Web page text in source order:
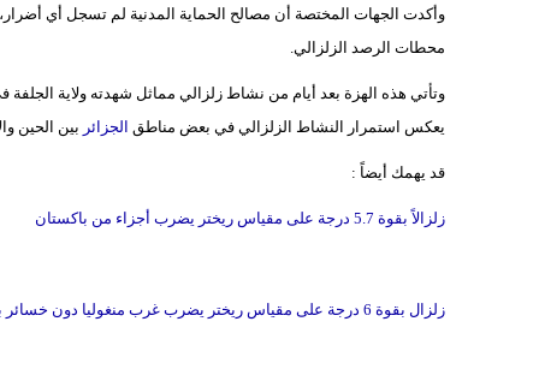
وأكدت الجهات المختصة أن مصالح الحماية المدنية لم تسجل أي
محطات الرصد الزلزالي.
يعكس استمرار النشاط الزلزالي في بعض مناطق الجزائر بين الحين
قد يهمك أيضاً :
زلزالاً بقوة 5.7 درجة على مقياس ريختر يضرب أجزاء من باكستان
زلزال بقوة 6 درجة على مقياس ريختر يضرب غرب منغوليا دون خسائر بشرية